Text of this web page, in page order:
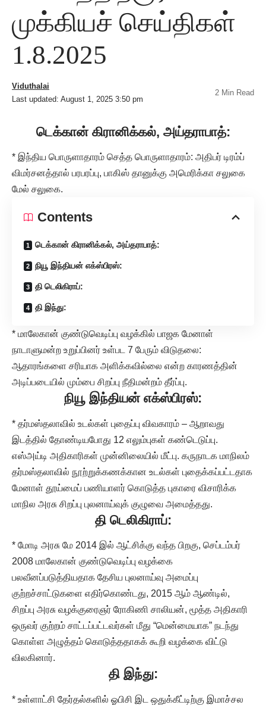
முக்கியச் செய்திகள்
1.8.2025
Last updated: August 1, 2025 3:50 pm
Viduthalai
2 Min Read
டெக்கான் கிரானிக்கல், அய்தராபாத்:
* இந்திய பொருளாதாரம் செத்த பொருளாதாரம்: அதிபர் டிரம்ப்
விமர்சனத்தால் பரபரப்பு, பாகிஸ் தானுக்கு அமெரிக்கா சலுகை
மேல் சலுகை.
Contents
டெக்கான் கிரானிக்கல், அய்தராபாத்:
நியூ இந்தியன் எக்ஸ்பிரஸ்:
தி டெலிகிராப்:
தி இந்து:
* மாலேகான் குண்டுவெடிப்பு வழக்கில் பாஜக மேனாள்
நாடாளுமன்ற உறுப்பினர் உள்பட 7 பேரும் விடுதலை:
ஆதாரங்களை சரியாக அளிக்கவில்லை என்ற காரணத்தின்
அடிப்படையில் மும்பை சிறப்பு நீதிமன்றம் தீர்ப்பு.
நியூ இந்தியன் எக்ஸ்பிரஸ்:
* தர்மஸ்தலாவில் உடல்கள் புதைப்பு விவகாரம் – ஆறாவது
இடத்தில் தோண்டியபோது 12 எலும்புகள் கண்டெடுப்பு.
எஸ்அய்டி அதிகாரிகள் முன்னிலையில் மீட்பு. கருநாடக மாநிலம்
தர்மஸ்தலாவில் நூற்றுக்கணக்கான உடல்கள் புதைக்கப்பட்டதாக
மேனாள் தூய்மைப் பணியாளர் கொடுத்த புகாரை விசாரிக்க
மாநில அரசு சிறப்பு புலனாய்வுக் குழுவை அமைத்தது.
தி டெலிகிராப்:
* மோடி அரசு மே 2014 இல் ஆட்சிக்கு வந்த பிறகு, செப்டம்பர்
2008 மாலேகான் குண்டுவெடிப்பு வழக்கை
பலவீனப்படுத்தியதாக தேசிய புலனாய்வு அமைப்பு
குற்றச்சாட்டுகளை எதிர்கொண்டது, 2015 ஆம் ஆண்டில்,
சிறப்பு அரசு வழக்குரைஞர் ரோகிணி சாலியன், மூத்த அதிகாரி
ஒருவர் குற்றம் சாட்டப்பட்டவர்கள் மீது “மென்மையாக” நடந்து
கொள்ள அழுத்தம் கொடுத்ததாகக் கூறி வழக்கை விட்டு
விலகினார்.
தி இந்து:
* உள்ளாட்சி தேர்தல்களில் ஓபிசி இட ஒதுக்கீட்டிற்கு இமாச்சல